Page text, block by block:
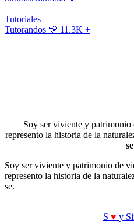
Tutoriales
Tutorandos 💛 11.3K +
Soy ser viviente y
represento la historia de la
se
Soy ser viviente y patrimonio de
represento la historia de la
se.
S ♥ y